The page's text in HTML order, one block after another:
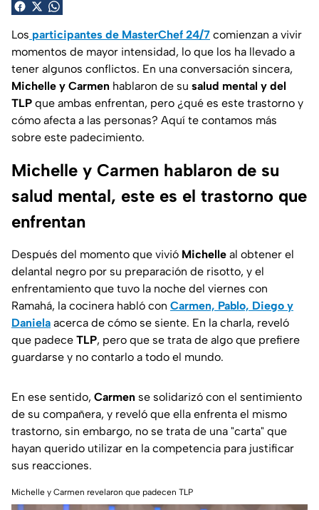
Los participantes de MasterChef 24/7 comienzan a vivir
momentos de mayor intensidad, lo que los ha llevado a
tener algunos conflictos. En una conversación sincera,
Michelle y Carmen hablaron de su salud mental y del
TLP que ambas enfrentan, pero ¿qué es este trastorno y
cómo afecta a las personas? Aquí te contamos más
sobre este padecimiento.
Michelle y Carmen hablaron de su
salud mental, este es el trastorno que
enfrentan
Después del momento que vivió Michelle al obtener el
delantal negro por su preparación de risotto, y el
enfrentamiento que tuvo la noche del viernes con
Ramahá, la cocinera habló con Carmen, Pablo, Diego y
Daniela acerca de cómo se siente. En la charla, reveló
que padece TLP, pero que se trata de algo que prefiere
guardarse y no contarlo a todo el mundo.
En ese sentido, Carmen se solidarizó con el sentimiento
de su compañera, y reveló que ella enfrenta el mismo
trastorno, sin embargo, no se trata de una "carta" que
hayan querido utilizar en la competencia para justificar
sus reacciones.
Michelle y Carmen revelaron que padecen TLP